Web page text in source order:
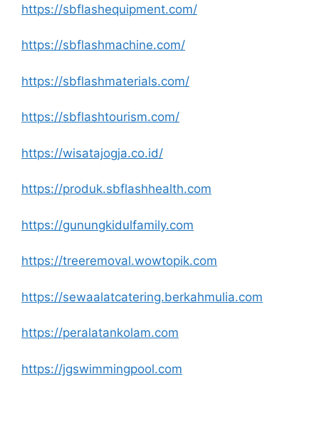
https://sbflashequipment.com/
https://sbflashmachine.com/
https://sbflashmaterials.com/
https://sbflashtourism.com/
https://wisatajogja.co.id/
https://produk.sbflashhealth.com
https://gunungkidulfamily.com
https://treeremoval.wowtopik.com
https://sewaalatcatering.berkahmulia.com
https://peralatankolam.com
https://jgswimmingpool.com